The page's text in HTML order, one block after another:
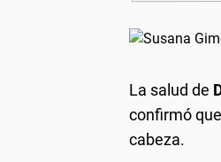
La salud de
confirmó
cabeza.